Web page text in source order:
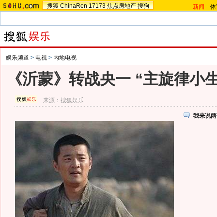
搜狐 ChinaRen 17173 焦点房地产 搜狗 新闻 -
娱乐频道 > 电视 > 内地电视
《沂蒙》转战央一 “主旋律小
来源：搜狐娱乐
我来说